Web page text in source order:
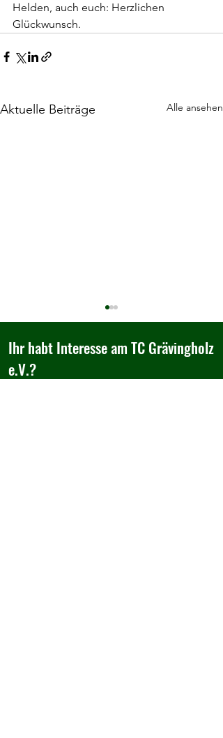
Helden, auch euch: Herzlichen
Glückwunsch.
Aktuelle Beiträge Alle ansehen
Ihr habt Interesse am TC Grävingholz
e.V.?